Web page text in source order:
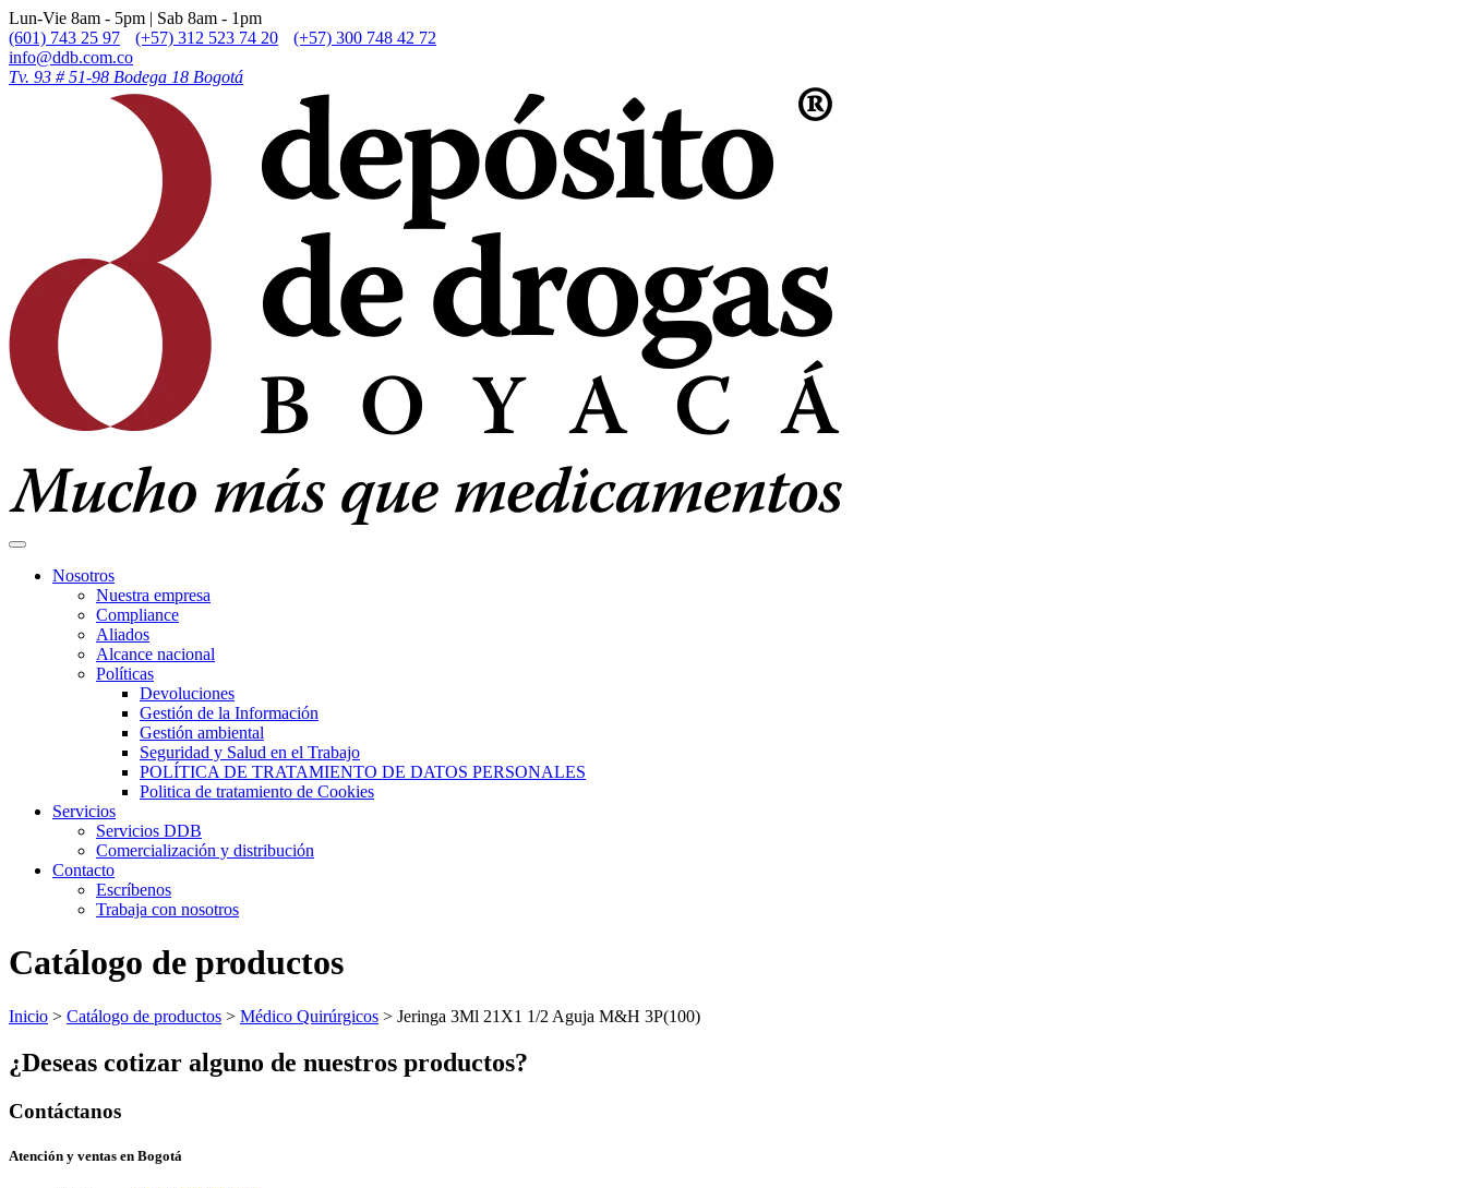
Lun-Vie 8am - 5pm | Sab 8am - 1pm
(601) 743 25 97
(+57) 312 523 74 20
(+57) 300 748 42 72
info@ddb.com.co
Tv. 93 # 51-98 Bodega 18 Bogotá
Nosotros
Nuestra empresa
Compliance
Aliados
Alcance nacional
Políticas
Devoluciones
Gestión de la Información
Gestión ambiental
Seguridad y Salud en el Trabajo
POLÍTICA DE TRATAMIENTO DE DATOS PERSONALES
Politica de tratamiento de Cookies
Servicios
Servicios DDB
Comercialización y distribución
Contacto
Escríbenos
Trabaja con nosotros
Catálogo de productos
Inicio > Catálogo de productos > Médico Quirúrgicos > Jeringa 3Ml 21X1 1/2 Aguja M&H 3P(100)
¿Deseas cotizar alguno de nuestros productos?
Contáctanos
Atención y ventas en Bogotá